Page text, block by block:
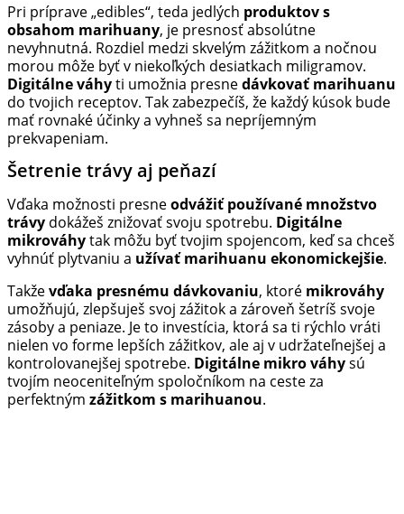
Pri príprave „edibles“, teda jedlých produktov s
obsahom marihuany, je presnosť absolútne
nevyhnutná. Rozdiel medzi skvelým zážitkom a nočnou
morou môže byť v niekoľkých desiatkach miligramov.
Digitálne váhyti umožnia presnedávkovať marihuanu
do tvojich receptov. Tak zabezpečíš, že každý kúsok bude
mať rovnaké účinky a vyhneš sa nepríjemným
prekvapeniam.
Šetrenie trávy aj peňazí
Vďaka možnosti presneodvážiť používané množstvo
trávy dokážeš znižovať svoju spotrebu. Digitálne
mikrováhytak môžu byť tvojim spojencom, keď sa chceš
vyhnúť plytvaniu a užívať marihuanu ekonomickejšie.
Takževďaka presnému dávkovaniu, ktoré mikrováhy
umožňujú, zlepšuješ svoj zážitok a zároveň šetríš svoje
zásoby a peniaze. Je to investícia, ktorá sa ti rýchlo vráti
nielen vo forme lepších zážitkov, ale aj v udržateľnejšej a
kontrolovanejšej spotrebe. Digitálne mikro váhysú
tvojím neoceniteľným spoločníkom na ceste za
perfektným zážitkom s marihuanou.